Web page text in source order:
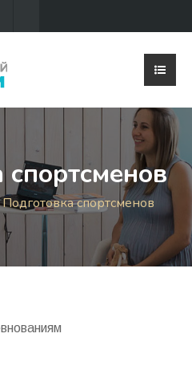
спортсменов
Подготовка спортсменов